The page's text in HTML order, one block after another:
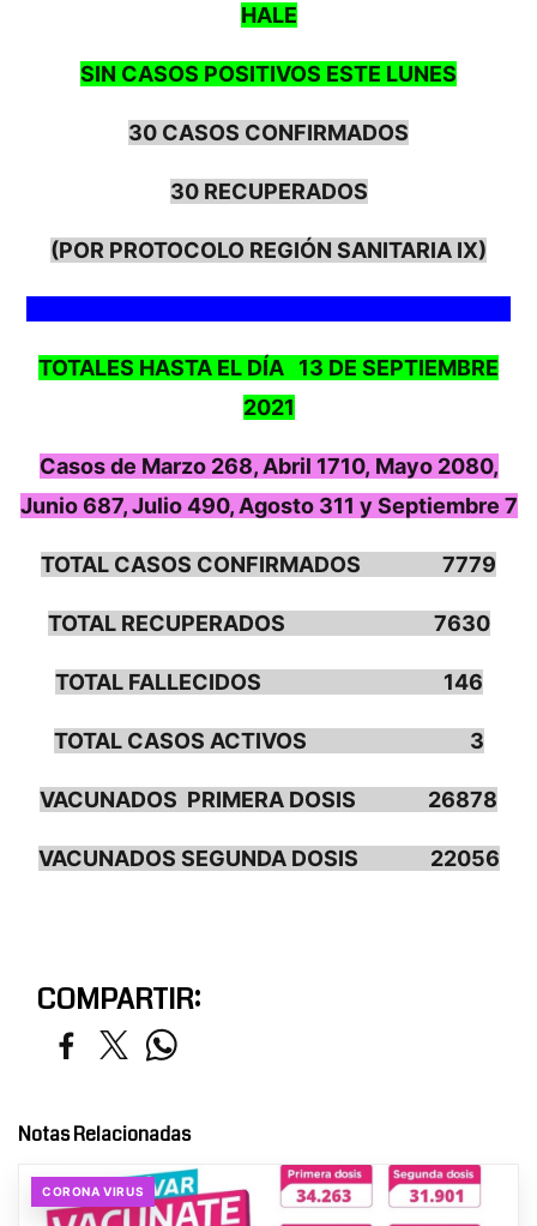
HALE
SIN CASOS POSITIVOS ESTE LUNES
30 CASOS CONFIRMADOS
30 RECUPERADOS
(POR PROTOCOLO REGIÓN SANITARIA IX)
TOTALES HASTA EL DÍA 13 DE SEPTIEMBRE
2021
Casos de Marzo 268, Abril 1710, Mayo 2080,
Junio 687, Julio 490, Agosto 311 y Septiembre 7
TOTAL CASOS CONFIRMADOS 7779
TOTAL RECUPERADOS 7630
TOTAL FALLECIDOS 146
TOTAL CASOS ACTIVOS 3
VACUNADOS PRIMERA DOSIS 26878
VACUNADOS SEGUNDA DOSIS 22056
COMPARTIR:
Notas Relacionadas
CORONA VIRUS